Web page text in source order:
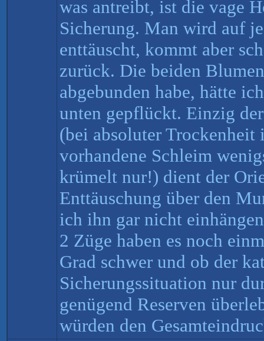
was antreibt, ist die vage
Sicherung. Man wird auf
enttäuscht, kommt aber
zurück. Die beiden
abgebunden habe, hätte
unten gepflückt. Einzig
(bei absoluter
vorhandene Schleim
krümelt nur!) dient der
Enttäuschung über den
ich ihn gar nicht
2 Züge haben es noch
Grad schwer und ob der
Sicherungssituation nur
genügend Reserven
würden den